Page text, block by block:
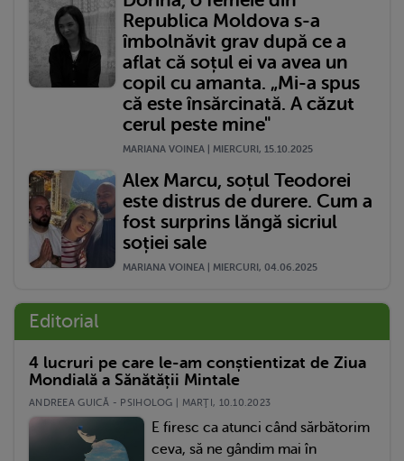
Republica Moldova s-a
îmbolnăvit grav după ce a
aflat că soțul ei va avea un
copil cu amanta. „Mi-a spus
că este însărcinată. A căzut
cerul peste mine"
MARIANA VOINEA | MIERCURI, 15.10.2025
Alex Marcu, soțul Teodorei
este distrus de durere. Cum a
fost surprins lăngă sicriul
soției sale
MARIANA VOINEA | MIERCURI, 04.06.2025
Editorial
4 lucruri pe care le-am conștientizat de Ziua
Mondială a Sănătății Mintale
ANDREEA GUICĂ - PSIHOLOG | MARŢI, 10.10.2023
E firesc ca atunci când sărbătorim
ceva, să ne gândim mai în